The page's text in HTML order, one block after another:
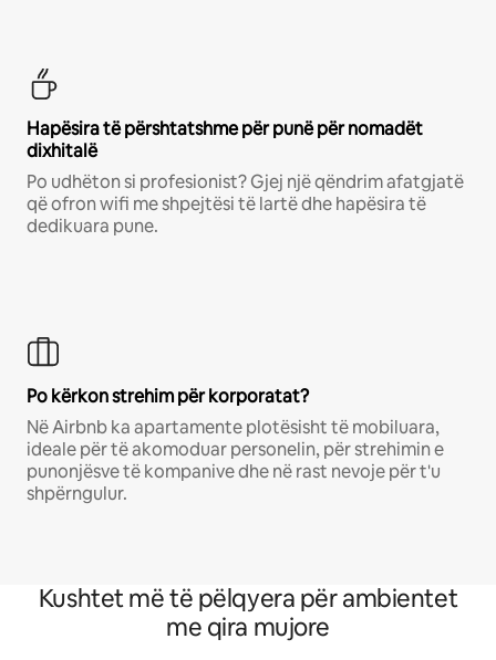
Hapësira të përshtatshme për punë për nomadët
dixhitalë
Po udhëton si profesionist? Gjej një qëndrim afatgjatë
që ofron wifi me shpejtësi të lartë dhe hapësira të
dedikuara pune.
Po kërkon strehim për korporatat?
Në Airbnb ka apartamente plotësisht të mobiluara,
ideale për të akomoduar personelin, për strehimin e
punonjësve të kompanive dhe në rast nevoje për t'u
shpërngulur.
Kushtet më të pëlqyera për ambientet
me qira mujore